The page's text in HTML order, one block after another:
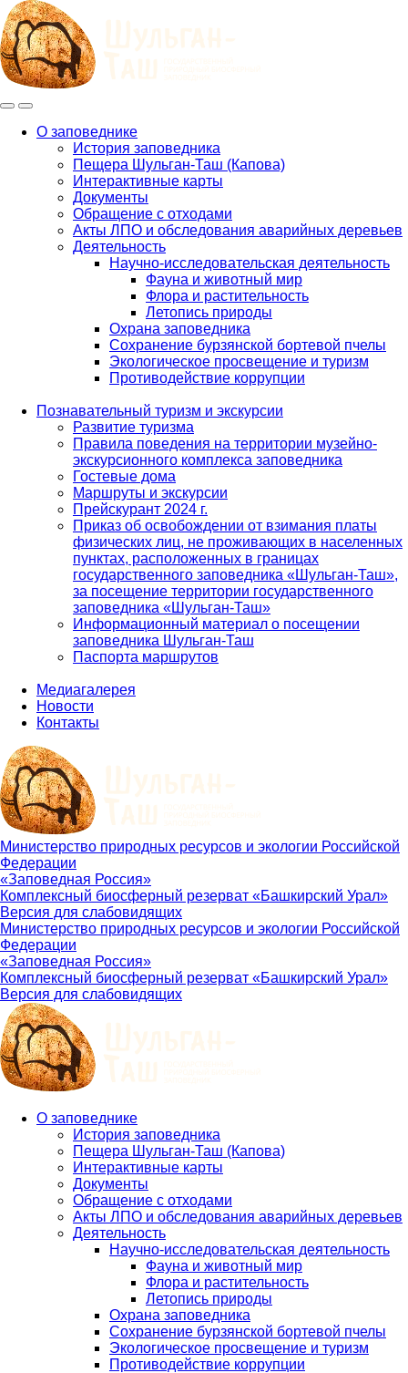
МенюИнфо
navigation
О заповеднике
История заповедника
Пещера Шульган-Таш (Капова)
Интерактивные карты
Документы
Обращение с отходами
Акты ЛПО и обследования аварийных деревьев
Деятельность
Научно-исследовательская деятельность
Фауна и животный мир
Флора и растительность
Летопись природы
Охрана заповедника
Сохранение бурзянской бортевой пчелы
Экологическое просвещение и туризм
Противодействие коррупции
Познавательный туризм и экскурсии
Развитие туризма
Правила поведения на территории музейно-
экскурсионного комплекса заповедника
Гостевые дома
Маршруты и экскурсии
Прейскурант 2024 г.
Приказ об освобождении от взимания платы
физических лиц, не проживающих в населенных
пунктах, расположенных в границах
государственного заповедника «Шульган-Таш»,
за посещение территории государственного
заповедника «Шульган-Таш»
Информационный материал о посещении
заповедника Шульган-Таш
Паспорта маршрутов
Медиагалерея
Новости
Контакты
Министерство природных ресурсов и экологии Российской
Федерации
«Заповедная Россия»
Комплексный биосферный резерват «Башкирский Урал»
Версия для слабовидящих
Министерство природных ресурсов и экологии Российской
Федерации
«Заповедная Россия»
Комплексный биосферный резерват «Башкирский Урал»
Версия для слабовидящих
navigation
О заповеднике
История заповедника
Пещера Шульган-Таш (Капова)
Интерактивные карты
Документы
Обращение с отходами
Акты ЛПО и обследования аварийных деревьев
Деятельность
Научно-исследовательская деятельность
Фауна и животный мир
Флора и растительность
Летопись природы
Охрана заповедника
Сохранение бурзянской бортевой пчелы
Экологическое просвещение и туризм
Противодействие коррупции